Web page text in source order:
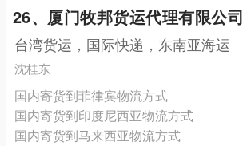
26、厦门牧邦货运代理有限公司
台湾货运，国际快递，东南亚海运
沈桂东
国内寄货到菲律宾物流方式
国内寄货到印度尼西亚物流方式
国内寄货到马来西亚物流方式